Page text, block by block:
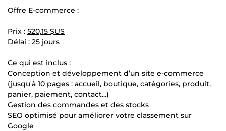
Offre E-commerce :
Prix : 520,15 $US
Délai : 25 jours
Ce qui est inclus :
Conception et développement d’un site e-commerce
(jusqu'à 10 pages : accueil, boutique, catégories, produit,
panier, paiement, contact...)
Gestion des commandes et des stocks
SEO optimisé pour améliorer votre classement sur
Google